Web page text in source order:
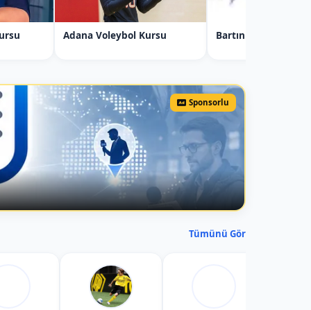
Adana Voleybol Kursu Bartın Taekwondo
Sponsorlu
Tümünü Gör